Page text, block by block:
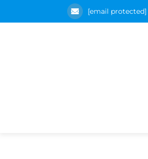
[email protected]